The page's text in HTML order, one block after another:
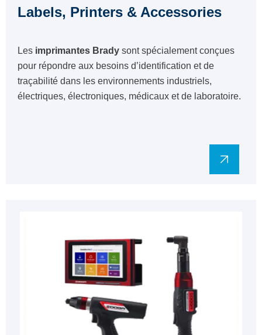
Labels, Printers & Accessories
Les imprimantes Brady sont spécialement conçues
pour répondre aux besoins d’identification et de
traçabilité dans les environnements industriels,
électriques, électroniques, médicaux et de laboratoire.